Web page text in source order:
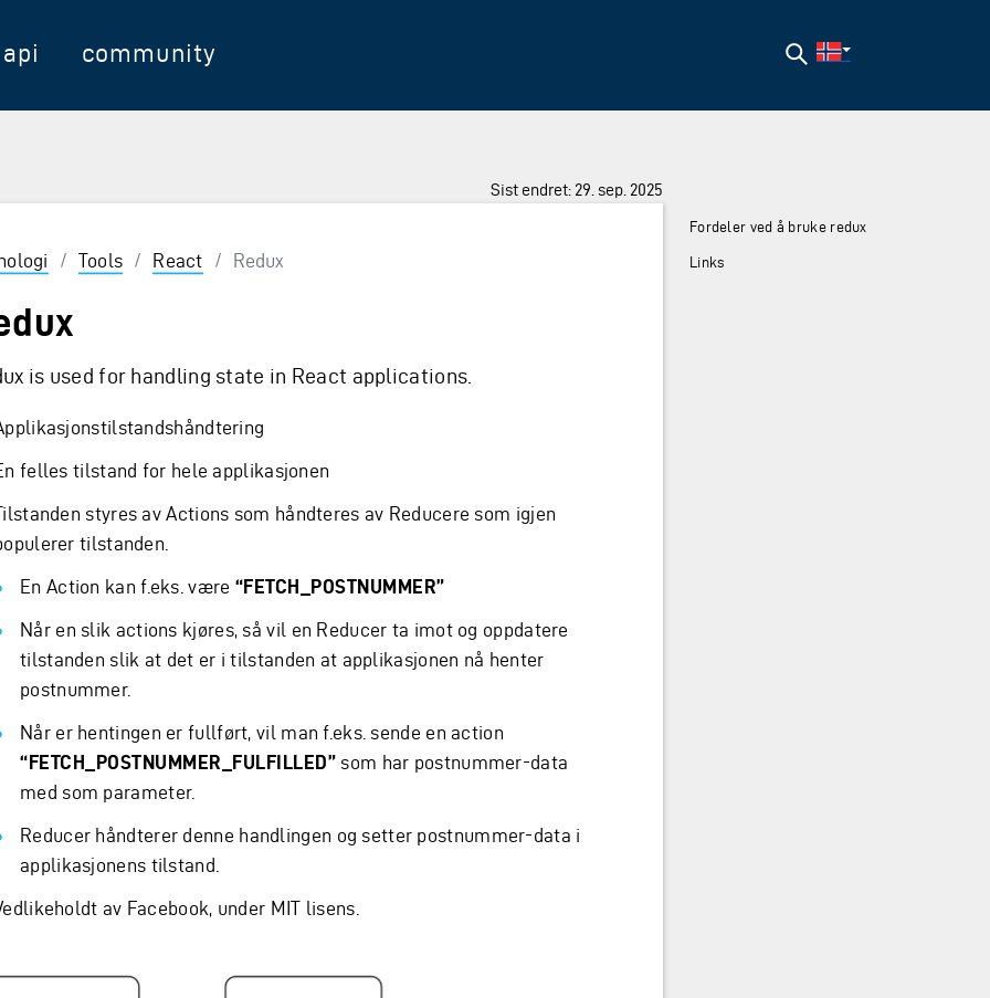
api community Søk
Sist endret: 29. sep. 2025
/ Tools / React / Redux
is used for handling state in React applications.
felles tilstand for hele applikasjonen
styres av Actions som håndteres av Reducere som igjen
tilstanden.
En Action kan f.eks. være “FETCH_POSTNUMMER”
Når en slik actions kjøres, så vil en Reducer ta imot og oppdatere
tilstanden slik at det er i tilstanden at applikasjonen nå henter
postnummer.
Når er hentingen er fullført, vil man f.eks. sende en action
“FETCH_POSTNUMMER_FULFILLED” som har postnummer-data
med som parameter.
Reducer håndterer denne handlingen og setter postnummer-data i
applikasjonens tilstand.
av Facebook, under MIT lisens.
Fordeler ved å bruke redux
Links